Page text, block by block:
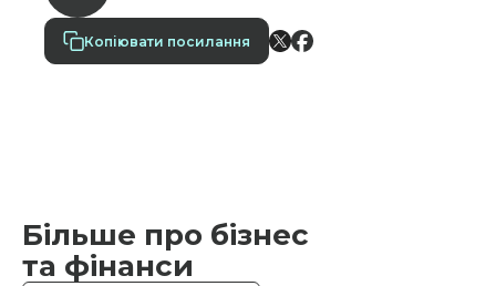
Копіювати посилання
Більше про бізнес
та фінанси